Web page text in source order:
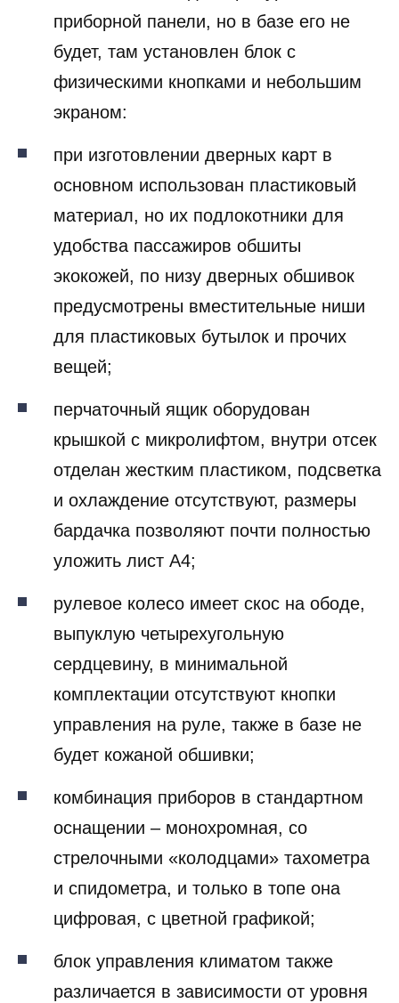
приборной панели, но в базе его не
будет, там установлен блок с
физическими кнопками и небольшим
экраном:
при изготовлении дверных карт в
основном использован пластиковый
материал, но их подлокотники для
удобства пассажиров обшиты
экокожей, по низу дверных обшивок
предусмотрены вместительные ниши
для пластиковых бутылок и прочих
вещей;
перчаточный ящик оборудован
крышкой с микролифтом, внутри отсек
отделан жестким пластиком, подсветка
и охлаждение отсутствуют, размеры
бардачка позволяют почти полностью
уложить лист А4;
рулевое колесо имеет скос на ободе,
выпуклую четырехугольную
сердцевину, в минимальной
комплектации отсутствуют кнопки
управления на руле, также в базе не
будет кожаной обшивки;
комбинация приборов в стандартном
оснащении – монохромная, со
стрелочными «колодцами» тахометра
и спидометра, и только в топе она
цифровая, с цветной графикой;
блок управления климатом также
различается в зависимости от уровня